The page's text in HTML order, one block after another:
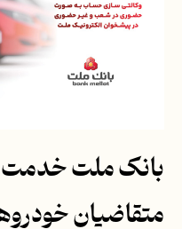
بانک ملت خدمت
متقاضیان